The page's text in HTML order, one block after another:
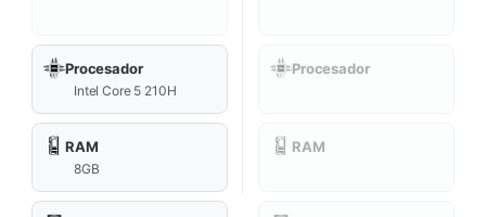
Procesador
Intel Core 5 210H
RAM
8GB
Procesador
RAM